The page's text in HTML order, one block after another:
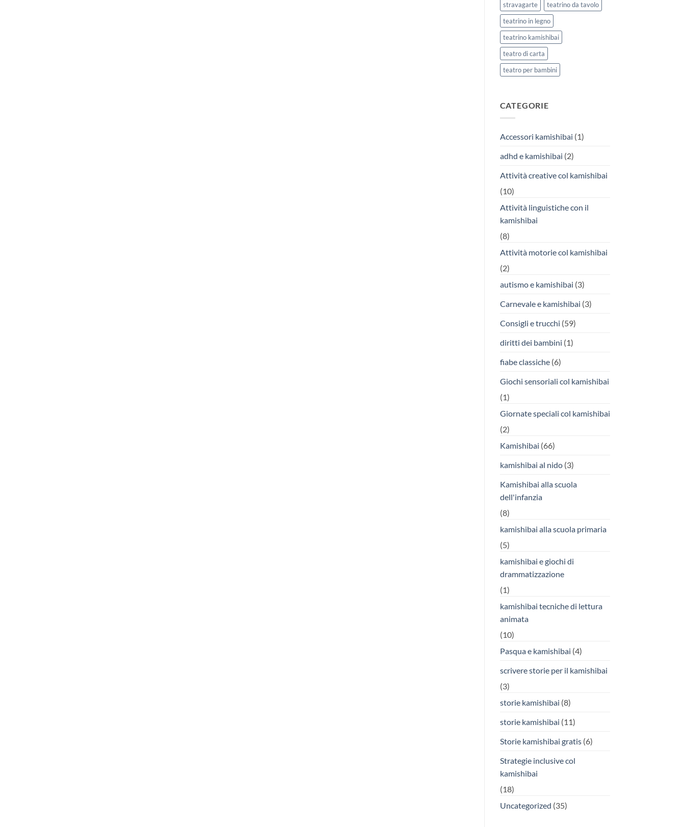
stravagarte
teatrino da tavolo
teatrino in legno
teatrino kamishibai
teatro di carta
teatro per bambini
CATEGORIE
Accessori kamishibai (1)
adhd e kamishibai (2)
Attività creative col kamishibai
(10)
Attività linguistiche con il
kamishibai
(8)
Attività motorie col kamishibai
(2)
autismo e kamishibai (3)
Carnevale e kamishibai (3)
Consigli e trucchi (59)
diritti dei bambini (1)
fiabe classiche(6)
Giochi sensoriali col kamishibai
(1)
Giornate speciali col kamishibai
(2)
Kamishibai (66)
kamishibai al nido(3)
Kamishibai alla scuola
dell'infanzia
(8)
kamishibai alla scuola primaria
(5)
kamishibai e giochi di
drammatizzazione
(1)
kamishibai tecniche di lettura
animata
(10)
Pasqua e kamishibai (4)
scrivere storie per il kamishibai
(3)
storie kamishibai (8)
storie kamishibai (11)
Storie kamishibai gratis(6)
Strategie inclusive col
kamishibai
(18)
Uncategorized (35)